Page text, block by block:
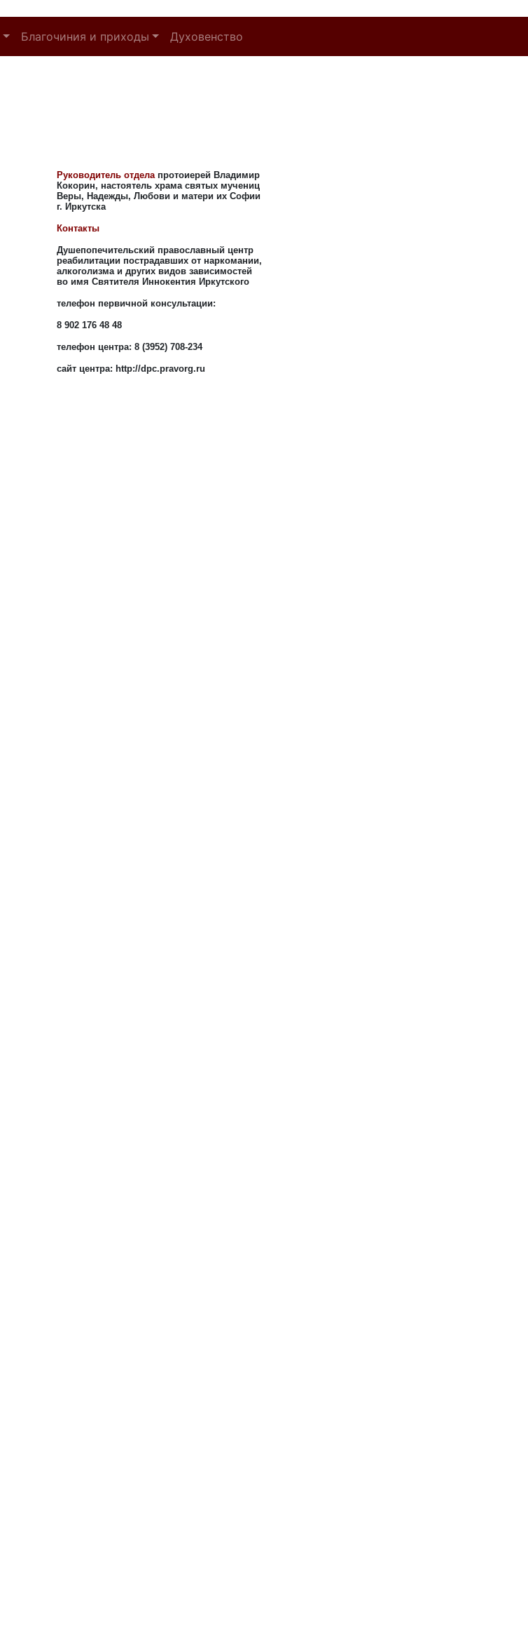
Благочиния и приходы Духовенство
Руководитель отдела протоиерей Владимир
Кокорин, настоятель храма святых мучениц
Веры, Надежды, Любови и матери их Софии
г. Иркутска
Контакты
Душепопечительский православный центр
реабилитации пострадавших от наркомании,
алкоголизма и других видов зависимостей
во имя Святителя Иннокентия Иркутского
телефон первичной консультации:
8 902 176 48 48
телефон центра: 8 (3952) 708-234
сайт центра: http://dpc.pravorg.ru